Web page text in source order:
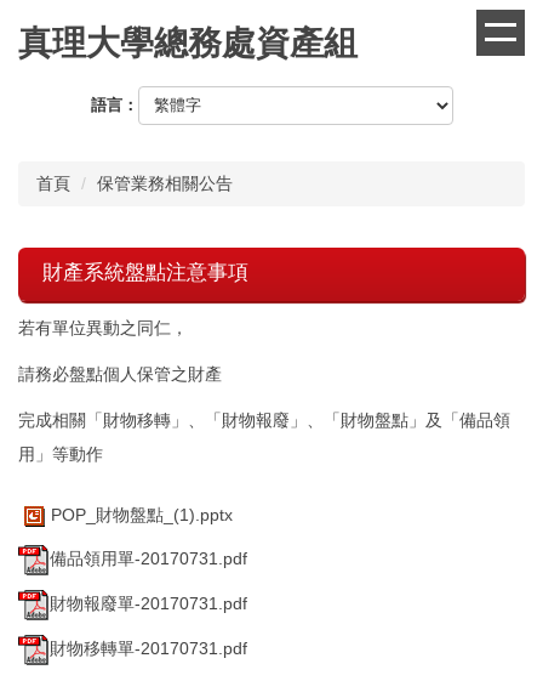
真理大學總務處資產組
語言：
首頁 保管業務相關公告
財產系統盤點注意事項
若有單位異動之同仁，
請務必盤點個人保管之財產
完成相關「財物移轉」、「財物報廢」、「財物盤點」及「備品領
用」等動作
POP_財物盤點_(1).pptx
備品領用單-20170731.pdf
財物報廢單-20170731.pdf
財物移轉單-20170731.pdf